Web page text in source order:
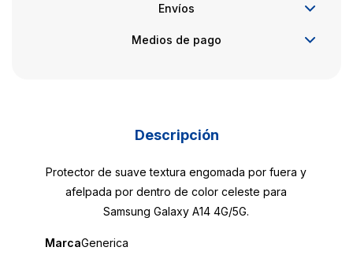
Envíos
Medios de pago
Descripción
Protector de suave textura engomada por fuera y
afelpada por dentro de color celeste para
Samsung Galaxy A14 4G/5G.
MarcaGenerica